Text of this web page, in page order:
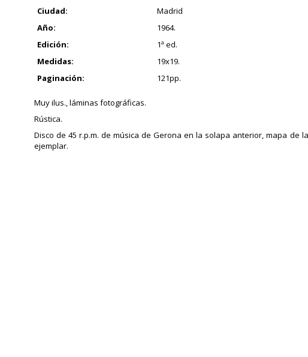
Ciudad:
Madrid
Año:
1964.
Edición:
1ª ed.
Medidas:
19x19.
Paginación:
121pp.
Muy ilus., láminas fotográficas.
Rústica.
Disco de 45 r.p.m. de música de Gerona en la solapa anterior, mapa de
ejemplar.